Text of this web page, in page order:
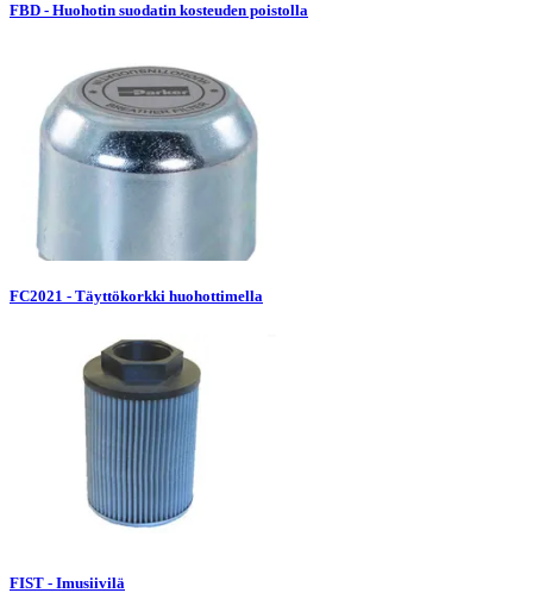
FBD - Huohotin suodatin kosteuden poistolla
FC2021 - Täyttökorkki huohottimella
FIST - Imusiivilä